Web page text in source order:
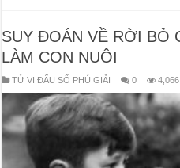
SUY ĐOÁN VỀ RỜI BỎ
LÀM CON NUÔI
TỬ VI ĐẨU SỐ PHÚ GIẢI 0 4,066